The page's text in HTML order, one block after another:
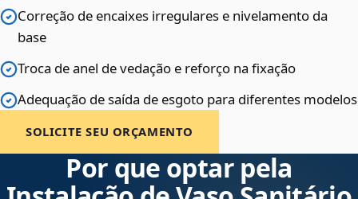
Correção de encaixes irregulares e nivelamento da
base
Troca de anel de vedação e reforço na fixação
Adequação de saída de esgoto para diferentes modelos
SOLICITE SEU ORÇAMENTO
Por que optar pela